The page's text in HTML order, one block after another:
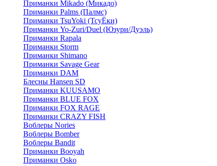
Приманки Mikado (Микадо)
Приманки Palms (Палмс)
Приманки TsuYoki (ТсуЁки)
Приманки Yo-Zuri/Duel (Юзури/Дуэль)
Приманки Rapala
Приманки Storm
Приманки Shimano
Приманки Savage Gear
Приманки DAM
Блесны Hansen SD
Приманки KUUSAMO
Приманки BLUE FOX
Приманки FOX RAGE
Приманки CRAZY FISH
Воблеры Nories
Воблеры Bomber
Воблеры Bandit
Приманки Booyah
Приманки Osko